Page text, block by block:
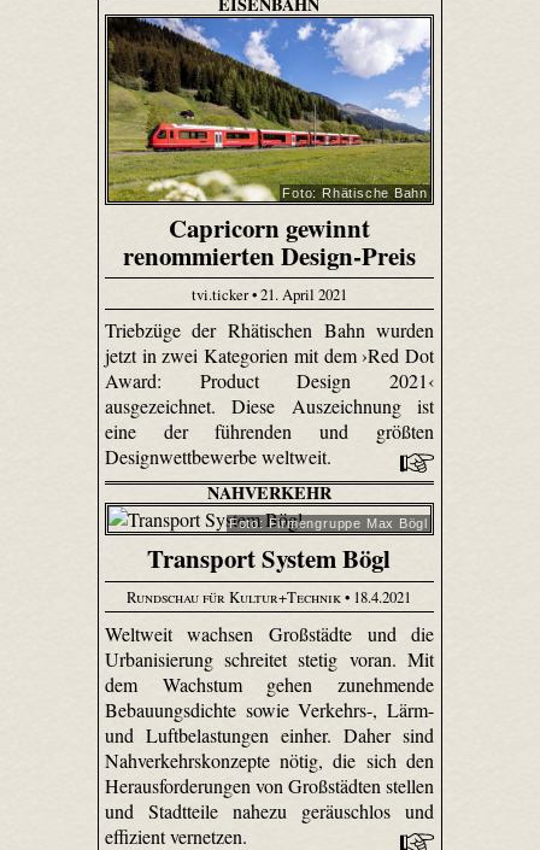
Foto: Rhätische Bahn
Capricorn gewinnt
renommierten Design-Preis
tvi.ticker • 21. April 2021
Triebzüge der Rhätischen Bahn wurden
jetzt in zwei Kategorien mit dem ›Red Dot
Award: Product Design 2021‹
ausgezeichnet. Diese Auszeichnung ist
eine der führenden und größten
Designwettbewerbe weltweit.
NAHVERKEHR
Foto: Firmengruppe Max Bögl
Transport System Bögl
Rundschau für Kultur+Technik• 18.4.2021
Weltweit wachsen Großstädte und die
Urbanisierung schreitet stetig voran. Mit
dem Wachstum gehen zunehmende
Bebauungsdichte sowie Verkehrs-, Lärm-
und Luftbelastungen einher. Daher sind
Nahverkehrskonzepte nötig, die sich den
Herausforderungen von Großstädten stellen
und Stadtteile nahezu geräuschlos und
effizient vernetzen.